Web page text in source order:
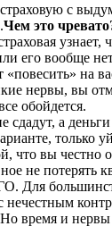
с
Чем это
узнает,
его вообще
«повесить» на
нервы, вы
обойдется.
а
только
что вы честно
не потерять
Для
нечестным
Но время и